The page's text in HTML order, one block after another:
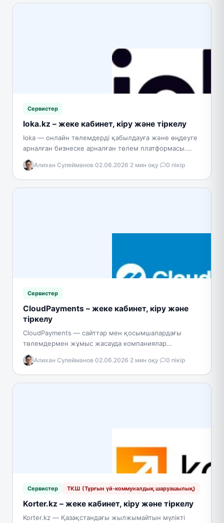
Сервистер
Ioka.kz – жеке кабинет, кіру және тіркелу
Ioka — онлайн төлемдерді қабылдауға және өңдеуге
арналған бизнеске арналған төлем платформасы.
Сервисті компаниялар сайттардағы, қосымшалардағы
және басқа да арналардағы төлемдерді
интеграциялау…
Алихан Сулейманов·02.06.2026·2 мин оқу· 0 пікір
Сервистер
CloudPayments – жеке кабинет, кіру және
тіркелу
CloudPayments — сайттар мен қосымшалардағы
төлемдермен жұмыс жасауда компаниялар
пайдаланатын онлайн төлемдерді қабылдайтын
сервис. Платформа бизнеске күрделі техникалық
шешімдерсіз банктік карталармен төлемдерді…
Алихан Сулейманов·02.06.2026·2 мин оқу· 0 пікір
Сервистер ТКШ (Тұрғын үй-коммуналдық шаруашылық)
Korter.kz – жеке кабинет, кіру және тіркелу
Korter.kz — Қазақстандағы жылжымайтын мүлікті